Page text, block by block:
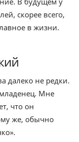
скорее всего,
в жизни.
далеко не редки.
Мне
что он
же, обычно